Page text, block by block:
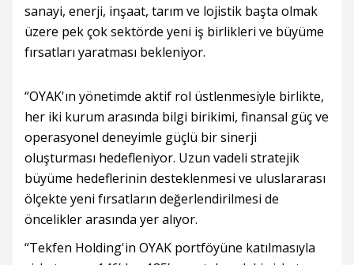
sanayi, enerji, inşaat, tarım ve lojistik başta olmak
üzere pek çok sektörde yeni iş birlikleri ve büyüme
fırsatları yaratması bekleniyor.
“OYAK'ın yönetimde aktif rol üstlenmesiyle birlikte,
her iki kurum arasında bilgi birikimi, finansal güç ve
operasyonel deneyimle güçlü bir sinerji
oluşturması hedefleniyor. Uzun vadeli stratejik
büyüme hedeflerinin desteklenmesi ve uluslararası
ölçekte yeni fırsatların değerlendirilmesi de
öncelikler arasında yer alıyor.
“Tekfen Holding'in OYAK portföyüne katılmasıyla